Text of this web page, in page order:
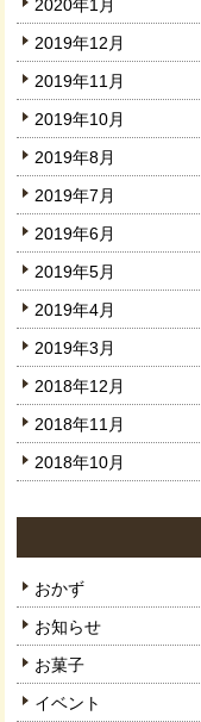
2020年1月
2019年12月
2019年11月
2019年10月
2019年8月
2019年7月
2019年6月
2019年5月
2019年4月
2019年3月
2018年12月
2018年11月
2018年10月
おかず
お知らせ
お菓子
イベント